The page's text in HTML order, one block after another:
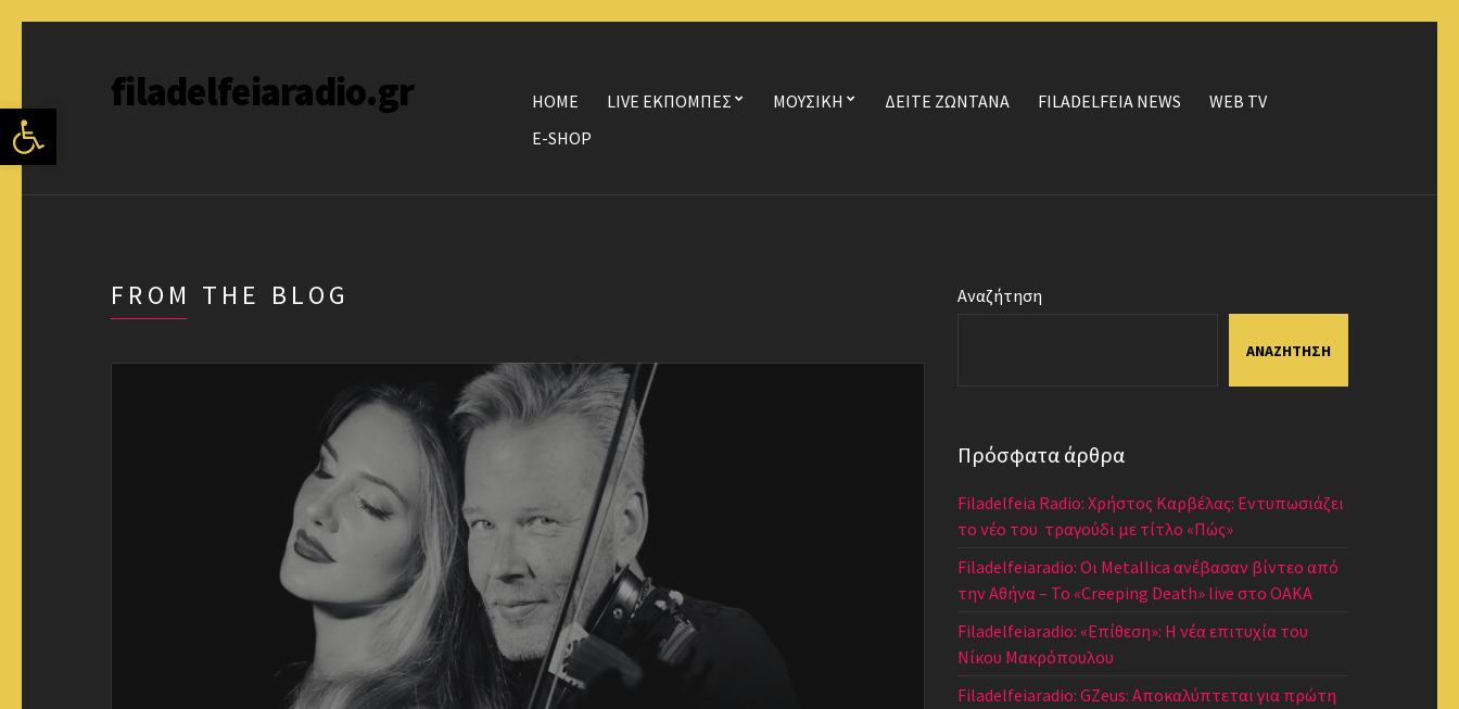
Ανοίξτε τη γραμμή εργαλείων
filadelfeiaradio.gr HOME LIVE ΕΚΠΟΜΠΕΣ ΜΟΥΣΙΚΗ ΔΕΙΤΕ ΖΩΝΤΑΝΑ FILADELFEIA NEWS
WEB TV
E-SHOP
FROM THE BLOG Αναζήτηση
ΑΝΑΖΉΤΗΣΗ
Πρόσφατα άρθρα
Filadelfeia Radio: Χρήστος Καρβέλας: Εντυπωσιάζει
το νέο του τραγούδι με τίτλο «Πώς»
Filadelfeiaradio: Οι Metallica ανέβασαν βίντεο από
την Αθήνα – Το «Creeping Death» live στο ΟΑΚΑ
Filadelfeiaradio: «Επίθεση»: Η νέα επιτυχία του
Νίκου Μακρόπουλου
Filadelfeiaradio: GZeus: Αποκαλύπτεται για πρώτη